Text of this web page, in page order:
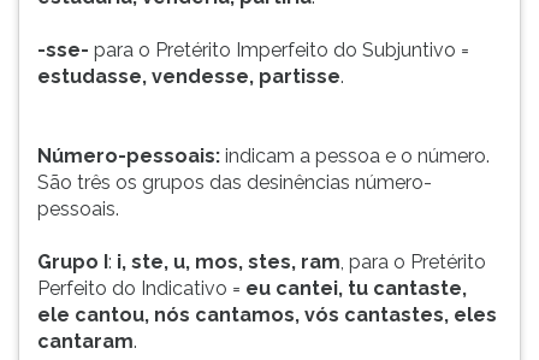
-sse- para o Pretérito Imperfeito do Subjuntivo =
estudasse, vendesse, partisse.
Número-pessoais: indicam a pessoa e o número.
São três os grupos das desinências número-
pessoais.
Grupo I: i, ste, u, mos, stes, ram, para o Pretérito
Perfeito do Indicativo = eu cantei, tu cantaste,
ele cantou, nós cantamos, vós cantastes, eles
cantaram.